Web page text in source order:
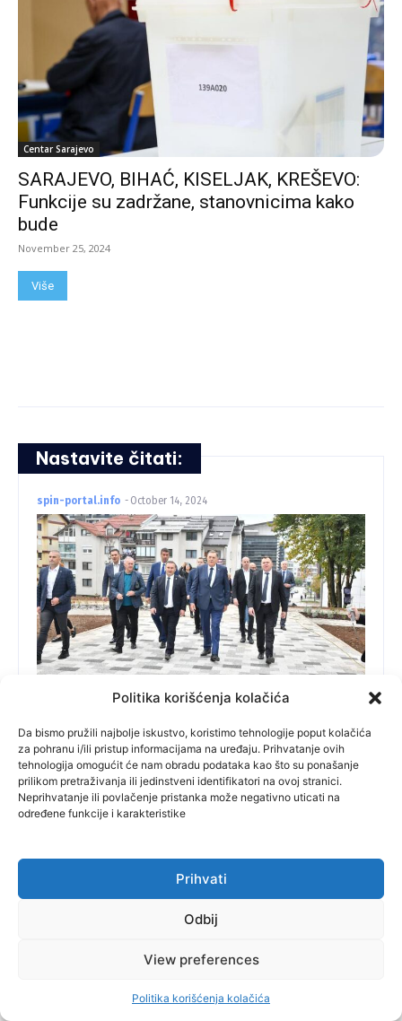
Politika korišćenja kolačića
Da bismo pružili najbolje iskustvo, koristimo tehnologije poput kolačića
za pohranu i/ili pristup informacijama na uređaju. Prihvatanje ovih
tehnologija omogućit će nam obradu podataka kao što su ponašanje
prilikom pretraživanja ili jedinstveni identifikatori na ovoj stranici.
Neprihvatanje ili povlačenje pristanka može negativno uticati na
određene funkcije i karakteristike
Prihvati
Odbij
View preferences
Politika korišćenja kolačića
Centar Sarajevo
SARAJEVO, BIHAĆ, KISELJAK, KREŠEVO:
Funkcije su zadržane, stanovnicima kako
bude
November 25, 2024
Više
Nastavite čitati:
spin-portal.info - October 14, 2024
Istočno Sarajevo: Novac potrošen, projekti
nisu završeni- od Vlade RS novih deset
miliona
Na sjednici održanoj tri dana pred Lokalne izbore u BiH
Vlada Republike Srpske proširila je spisak prioritetnih
Riječ je uglavnom o opštinama u kojima je na vlasti SNSD. Za
projekte u Istočnom Sarajevu izdvojeno je deset miliona,
odnosno za nastavak izgradnje Osnovne škole u Istočnom
Novom Sarajevu, dodatne radove na izgradnji Rektorata i
fizičkog vaspitanja i sporta u Palama. U ovoj opštini novac će
Partizan“ na Jahorini koji će građane koštati deset miliona.